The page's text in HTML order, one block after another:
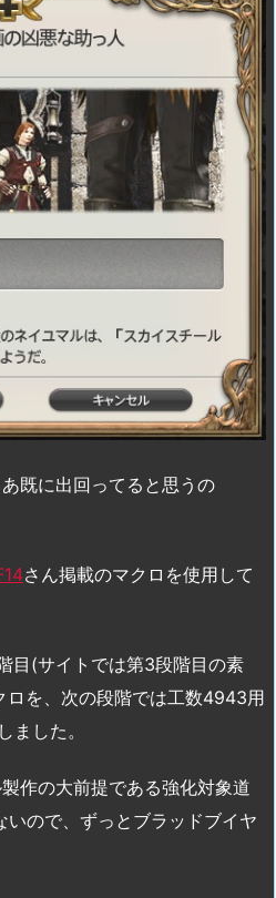
既に出回ってると思うの
さん掲載のマクロを使用して
目(サイトでは第3段階目の素
を、次の段階では工数4943用
ました。
作の大前提である強化対象道
ので、ずっとブラッドブイヤ